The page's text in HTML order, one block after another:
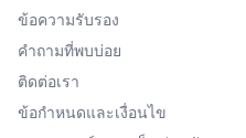
Chapel
Cleaning
Coffee
Concierge
ข้อความรับรอง
คำถามที่พบบ่อย
ติดต่อเรา
ข้อกำหนดและเงื่อนไข